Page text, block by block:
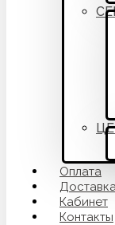
Оплата
Доставка
Кабинет
Контакты